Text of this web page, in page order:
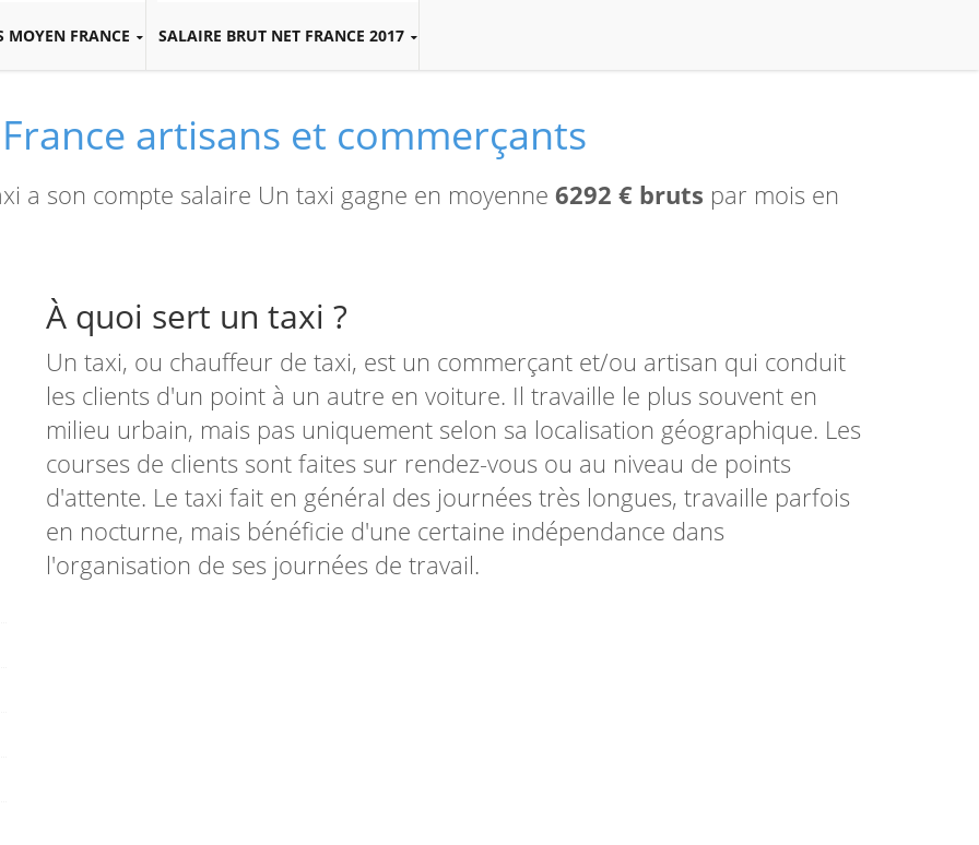
MOYEN FRANCE SALAIRE BRUT NET FRANCE 2017
artisans et commerçants
a son compte salaire Un taxi gagne en moyenne 6292 € bruts par mois en
À quoi sert un taxi ?
Un taxi, ou chauffeur de taxi, est un commerçant et/ou artisan qui conduit
les clients d'un point à un autre en voiture. Il travaille le plus souvent en
milieu urbain, mais pas uniquement selon sa localisation géographique. Les
courses de clients sont faites sur rendez-vous ou au niveau de points
d'attente. Le taxi fait en général des journées très longues, travaille parfois
en nocturne, mais bénéficie d'une certaine indépendance dans
l'organisation de ses journées de travail.